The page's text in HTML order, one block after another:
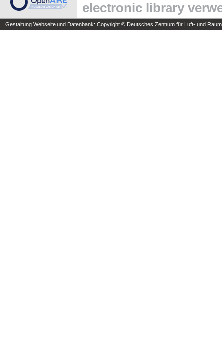
electronic library
Gestaltung Webseite und Datenbank: Copyright © Deutsches Zentrum für Luft- und